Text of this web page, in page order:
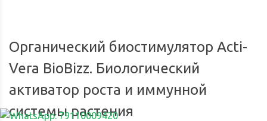
Органический биостимулятор Acti-
Vera BioBizz. Биологический
активатор роста и иммунной
системы растения